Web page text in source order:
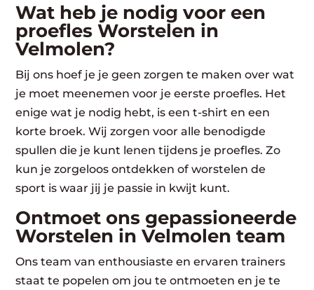
Wat heb je nodig voor een
proefles Worstelen in
Velmolen?
Bij ons hoef je je geen zorgen te maken over wat
je moet meenemen voor je eerste proefles. Het
enige wat je nodig hebt, is een t-shirt en een
korte broek. Wij zorgen voor alle benodigde
spullen die je kunt lenen tijdens je proefles. Zo
kun je zorgeloos ontdekken of worstelen de
sport is waar jij je passie in kwijt kunt.
Ontmoet ons gepassioneerde
Worstelen in Velmolen team
Ons team van enthousiaste en ervaren trainers
staat te popelen om jou te ontmoeten en je te